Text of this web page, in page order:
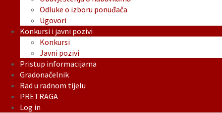
Odluke o izboru ponuđača
Ugovori
Konkursi i javni pozivi
Konkursi
Javni pozivi
Pristup informacijama
Gradonačelnik
Rad u radnom tijelu
PRETRAGA
Log in